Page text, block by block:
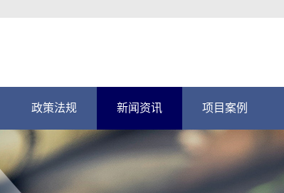
政策法规 新闻资讯 项目案例